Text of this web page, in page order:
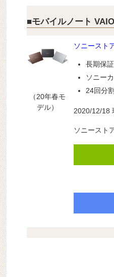
■モバイルノート
（20年春モ
デル）
ソニースト
長期保
ソニー
24回分
2020/12/18
ソニースト